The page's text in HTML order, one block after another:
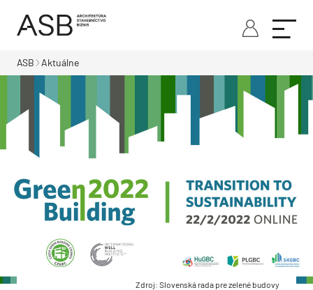
ASB Aktuálne
Zdroj: Slovenská rada pre zelené budovy